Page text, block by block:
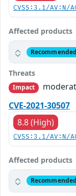
CVSS:3.1/AV:N/
Affected products
Recommended
Threats
Impact
CVE-2021-30507
8.8 (High)
CVSS:3.1/AV:N/
Affected products
Recommended